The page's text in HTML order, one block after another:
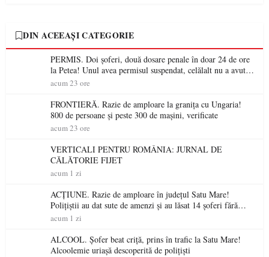
DIN ACEEAȘI CATEGORIE
PERMIS. Doi șoferi, două dosare penale în doar 24 de ore
la Petea! Unul avea permisul suspendat, celălalt nu a avut
niciodată permis
acum 23 ore
FRONTIERĂ. Razie de amploare la granița cu Ungaria!
800 de persoane și peste 300 de mașini, verificate
acum 23 ore
VERTICALI PENTRU ROMÂNIA: JURNAL DE
CĂLĂTORIE FIJET
acum 1 zi
ACȚIUNE. Razie de amploare în județul Satu Mare!
Polițiștii au dat sute de amenzi și au lăsat 14 șoferi fără
permis într-o singură zi
acum 1 zi
ALCOOL. Șofer beat criță, prins în trafic la Satu Mare!
Alcoolemie uriașă descoperită de polițiști